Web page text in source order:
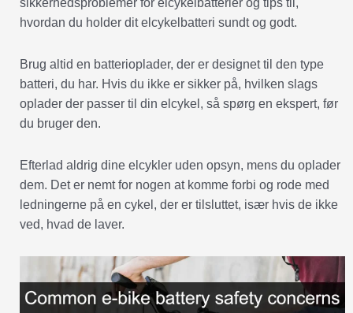
sikkerhedsproblemer for elcykelbatterier og tips til,
hvordan du holder dit elcykelbatteri sundt og godt.
Brug altid en batterioplader, der er designet til den type
batteri, du har. Hvis du ikke er sikker på, hvilken slags
oplader der passer til din elcykel, så spørg en ekspert, før
du bruger den.
Efterlad aldrig dine elcykler uden opsyn, mens du oplader
dem. Det er nemt for nogen at komme forbi og rode med
ledningerne på en cykel, der er tilsluttet, især hvis de ikke
ved, hvad de laver.